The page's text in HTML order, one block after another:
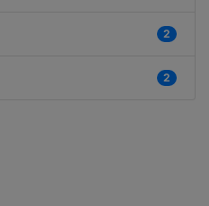
2
2